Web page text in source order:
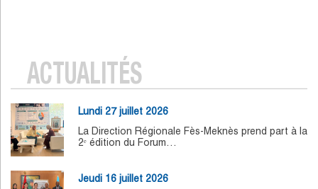
ACTUALITÉS
Lundi 27 juillet 2026
La Direction Régionale Fès-Meknès prend part à la
2ᵉ édition du Forum…
Jeudi 16 juillet 2026